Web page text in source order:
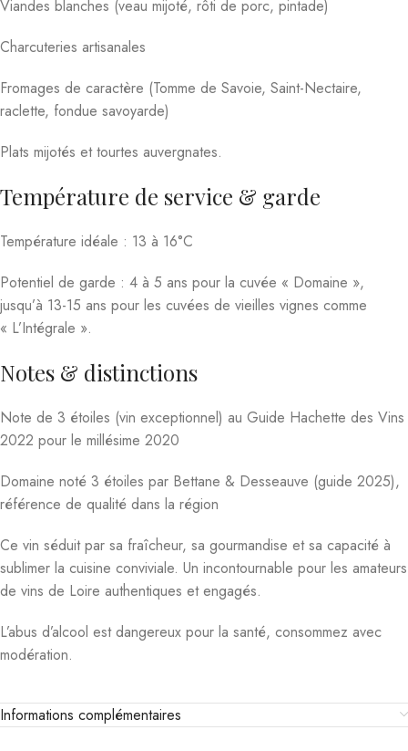
Viandes blanches (veau mijoté, rôti de porc, pintade)
Charcuteries artisanales
Fromages de caractère (Tomme de Savoie, Saint-Nectaire,
raclette, fondue savoyarde)
Plats mijotés et tourtes auvergnates.
Température de service & garde
Température idéale : 13 à 16°C
Potentiel de garde : 4 à 5 ans pour la cuvée « Domaine »,
jusqu’à 13-15 ans pour les cuvées de vieilles vignes comme
« L’Intégrale ».
Notes & distinctions
Note de 3 étoiles (vin exceptionnel) au Guide Hachette des Vins
2022 pour le millésime 2020
Domaine noté 3 étoiles par Bettane & Desseauve (guide 2025),
référence de qualité dans la région
Ce vin séduit par sa fraîcheur, sa gourmandise et sa capacité à
sublimer la cuisine conviviale. Un incontournable pour les amateurs
de vins de Loire authentiques et engagés.
L’abus d’alcool est dangereux pour la santé, consommez avec
modération.
Informations complémentaires